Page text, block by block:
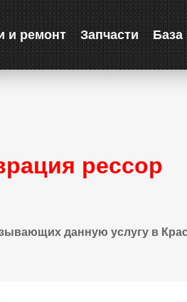
и ремонт Запчасти База
рессор
данную услугу в